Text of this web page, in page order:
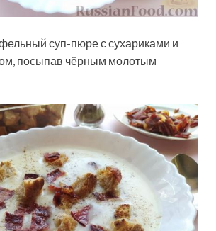
суп-пюре с сухариками и
посыпав чёрным молотым